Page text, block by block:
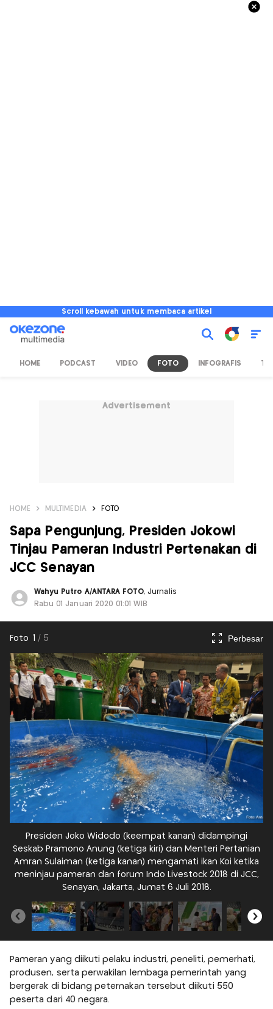
Scroll kebawah untuk membaca artikel
HOME PODCAST VIDEO FOTO INFOGRAFIS TV
Advertisement
HOME MULTIMEDIA FOTO
Sapa Pengunjung, Presiden Jokowi
Tinjau Pameran Industri Pertenakan di
JCC Senayan
Wahyu Putro A/ANTARA FOTO, Jurnalis
Rabu 01 Januari 2020 01:01 WIB
Foto 1 / 5 Perbesar
Presiden Joko Widodo (keempat kanan) didampingi
Seskab Pramono Anung (ketiga kiri) dan Menteri Pertanian
Amran Sulaiman (ketiga kanan) mengamati ikan Koi ketika
meninjau pameran dan forum Indo Livestock 2018 di JCC,
Senayan, Jakarta, Jumat 6 Juli 2018.
Pameran yang diikuti pelaku industri, peneliti, pemerhati,
produsen, serta perwakilan lembaga pemerintah yang
bergerak di bidang peternakan tersebut diikuti 550
peserta dari 40 negara.